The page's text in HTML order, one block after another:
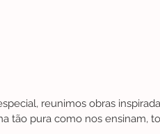
reunimos obras
tão pura como nos ensinam,